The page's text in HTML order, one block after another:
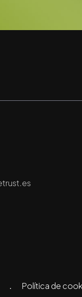
Política de